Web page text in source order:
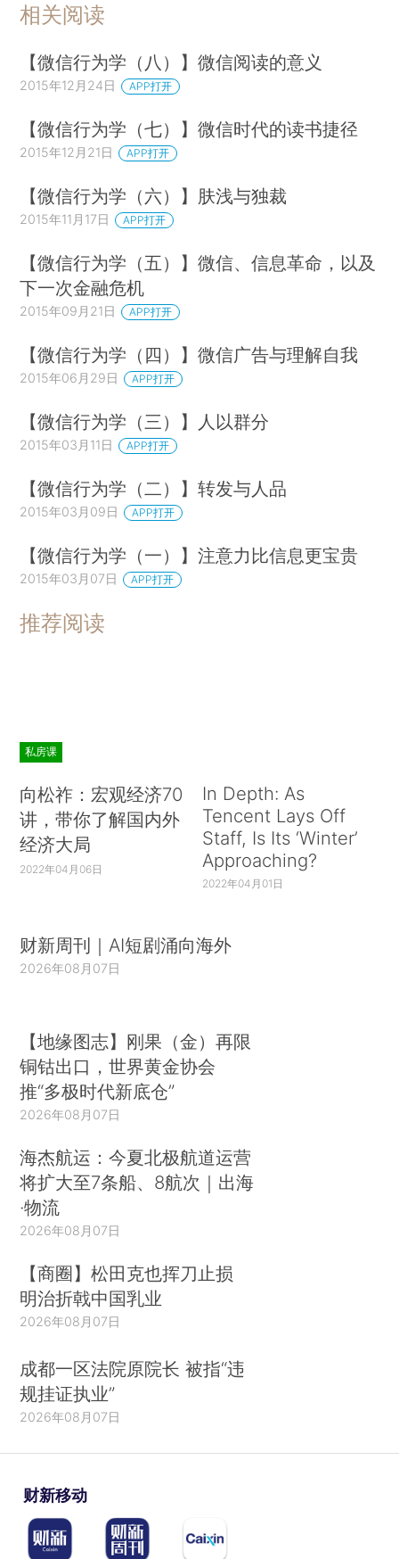
相关阅读
【微信行为学（八）】微信阅读的意义
2015年12月24日 APP打开
【微信行为学（七）】微信时代的读书捷径
2015年12月21日 APP打开
【微信行为学（六）】肤浅与独裁
2015年11月17日 APP打开
【微信行为学（五）】微信、信息革命，以及
下一次金融危机
2015年09月21日 APP打开
【微信行为学（四）】微信广告与理解自我
2015年06月29日 APP打开
【微信行为学（三）】人以群分
2015年03月11日 APP打开
【微信行为学（二）】转发与人品
2015年03月09日 APP打开
【微信行为学（一）】注意力比信息更宝贵
2015年03月07日 APP打开
推荐阅读
私房课
向松祚：宏观经济70
讲，带你了解国内外
经济大局
2022年04月06日
In Depth: As
Tencent Lays Off
Staff, Is Its ‘Winter’
Approaching?
2022年04月01日
财新周刊｜AI短剧涌向海外
2026年08月07日
【地缘图志】刚果（金）再限
铜钴出口，世界黄金协会
推“多极时代新底仓”
2026年08月07日
海杰航运：今夏北极航道运营
将扩大至7条船、8航次｜出海
·物流
2026年08月07日
【商圈】松田克也挥刀止损
明治折戟中国乳业
2026年08月07日
成都一区法院原院长 被指“违
规挂证执业”
2026年08月07日
财新移动